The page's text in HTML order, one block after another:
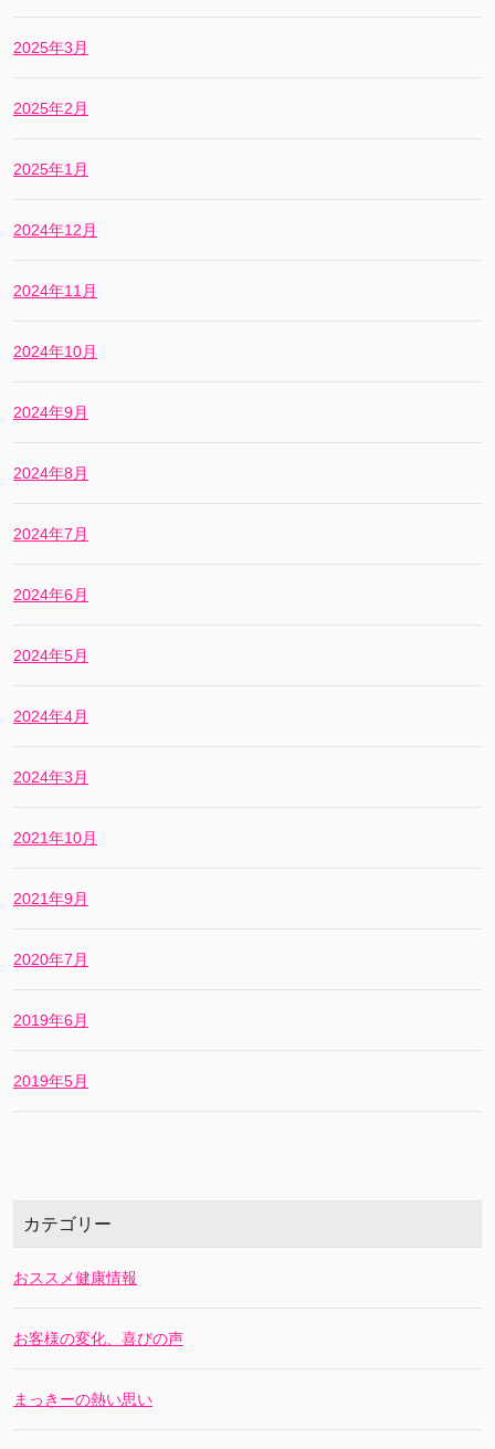
2025年3月
2025年2月
2025年1月
2024年12月
2024年11月
2024年10月
2024年9月
2024年8月
2024年7月
2024年6月
2024年5月
2024年4月
2024年3月
2021年10月
2021年9月
2020年7月
2019年6月
2019年5月
カテゴリー
おススメ健康情報
お客様の変化、喜びの声
まっきーの熱い思い